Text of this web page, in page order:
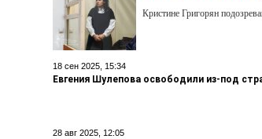
Кристине Григорян
18 сен 2025, 15:34
Евгения Шулепова освободили из-под
28 авг 2025, 12:05